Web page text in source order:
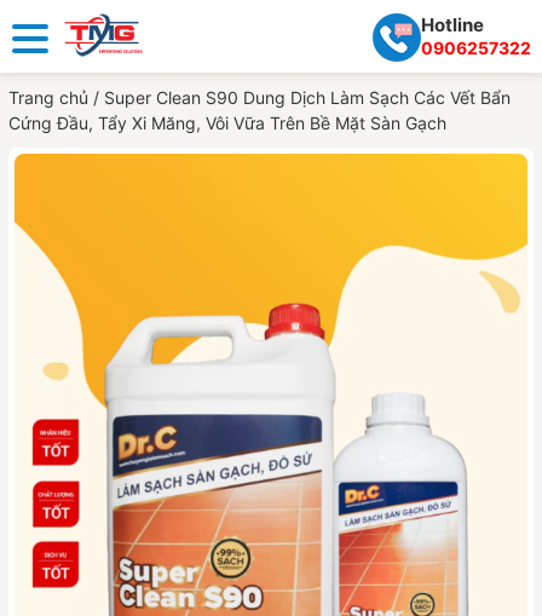
Hotline
0906257322
Trang chủ / Super Clean S90 Dung Dịch Làm Sạch Các Vết Bẩn
Cứng Đầu, Tẩy Xi Măng, Vôi Vữa Trên Bề Mặt Sàn Gạch